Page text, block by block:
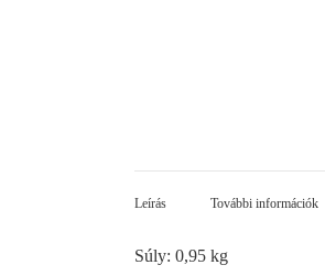
Leírás További információk
Súly: 0,95 kg